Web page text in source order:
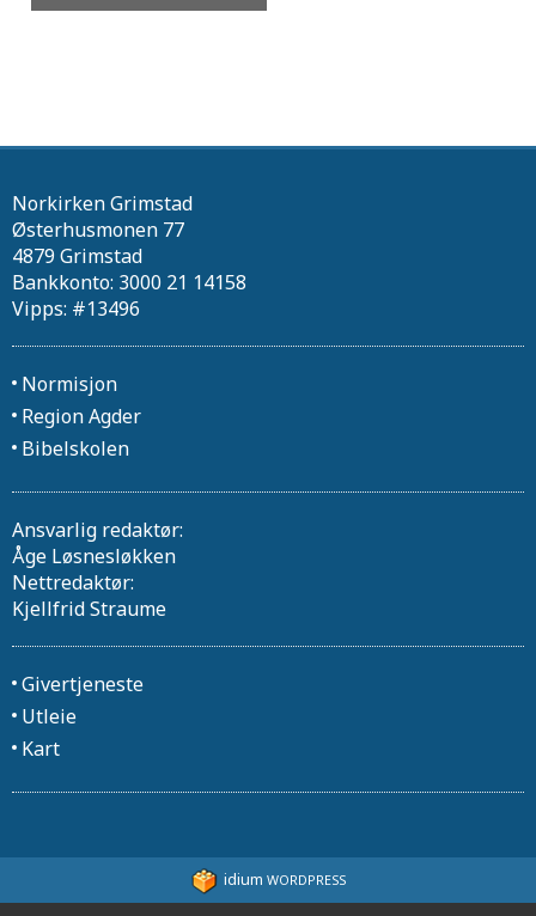
Norkirken Grimstad
Østerhusmonen 77
4879 Grimstad
Bankkonto: 3000 21 14158
Vipps: #13496
Normisjon
Region Agder
Bibelskolen
Ansvarlig redaktør:
Åge Løsnesløkken
Nettredaktør:
Kjellfrid Straume
Givertjeneste
Utleie
Kart
idium WORDPRESS